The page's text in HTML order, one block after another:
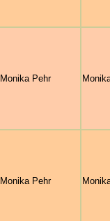
Monika Pehr
Monika Pehr